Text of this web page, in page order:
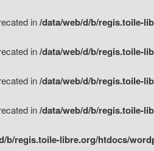
in/data/web/d/b/regis.toile-
in/data/web/d/b/regis.toile-
in/data/web/d/b/regis.toile-
in/data/web/d/b/regis.toile-
b/regis.toile-libre.org/htdocs/